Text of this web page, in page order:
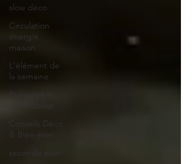
slow déco
Circulation
énergie
maison
L'élément de
la semaine
Philosophie
Conseils Déco
& Bien-être
seconde main